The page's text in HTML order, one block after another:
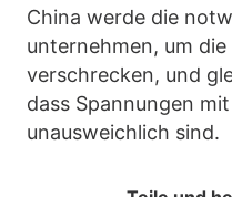
China werde die
unternehmen, um
verschrecken, und
dass Spannungen
unausweichlich sind.